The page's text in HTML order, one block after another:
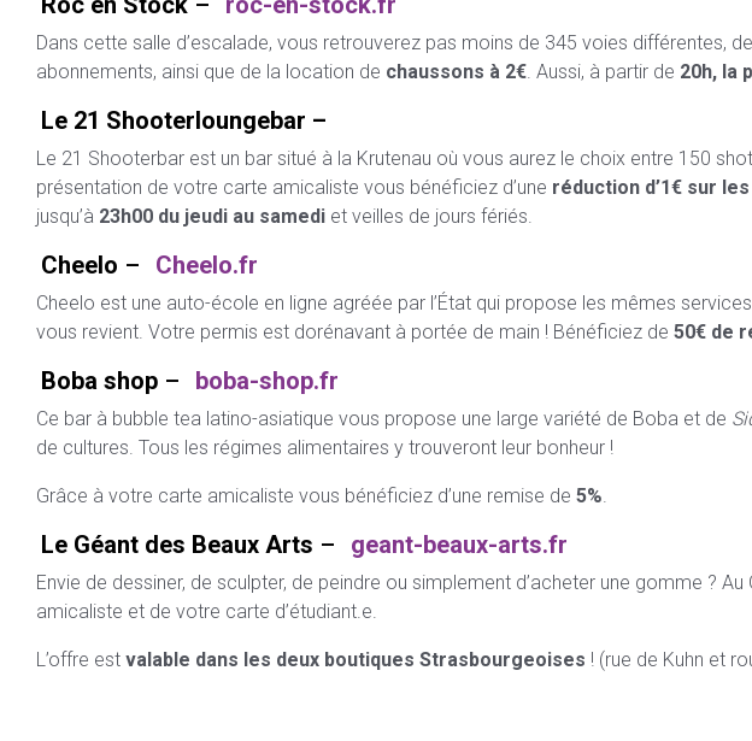
Dans cette salle d’escalade, vous retrouverez pas moins de 345 voies différentes,
abonnements, ainsi que de la location de chaussons à 2€. Aussi, à partir de 20h, la
Le 21 Shooterloungebar –
Le 21 Shooterbar est un bar situé à la Krutenau où vous aurez le choix entre 150
présentation de votre carte amicaliste vous bénéficiez d’une réduction d’1€ sur
jusqu’à 23h00 du jeudi au samedi et veilles de jours fériés.
Cheelo – Cheelo.fr
Cheelo est une auto-école en ligne agréée par l’État qui propose les mêmes
vous revient. Votre permis est dorénavant à portée de main ! Bénéficiez de 50€ de
Boba shop – boba-shop.fr
Ce bar à bubble tea latino-asiatique vous propose une large variété de Boba et de
de cultures. Tous les régimes alimentaires y trouveront leur bonheur !
Grâce à votre carte amicaliste vous bénéficiez d’une remise de 5%.
Le Géant des Beaux Arts – geant-beaux-arts.fr
Envie de dessiner, de sculpter, de peindre ou simplement d’acheter une gomme ?
amicaliste et de votre carte d’étudiant.e.
L’offre est valable dans les deux boutiques Strasbourgeoises ! (rue de Kuhn et